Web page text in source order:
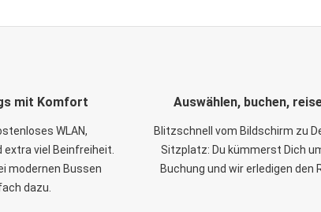
mit Komfort
WLAN,
viel Beinfreiheit.
modernen Bussen
dazu.
Auswählen, buchen,
Blitzschnell vom Bildschirm zu
Sitzplatz: Du kümmerst Dich
Buchung und wir erledigen den